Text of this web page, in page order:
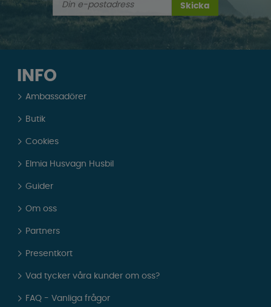
Skicka
INFO
Ambassadörer
Butik
Cookies
Elmia Husvagn Husbil
Guider
Om oss
Partners
Presentkort
Vad tycker våra kunder om oss?
FAQ - Vanliga frågor